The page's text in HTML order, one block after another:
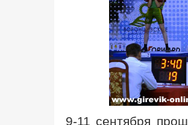
9-11 сентября